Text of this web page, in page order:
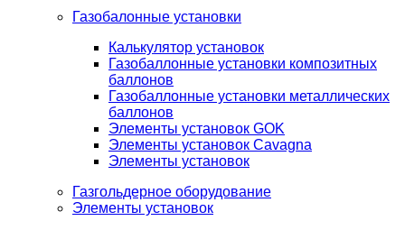
Газобалонные установки
Калькулятор установок
Газобаллонные установки композитных
баллонов
Газобаллонные установки металлических
баллонов
Элементы установок GOK
Элементы установок Cavagna
Элементы установок
Газгольдерное оборудование
Элементы установок